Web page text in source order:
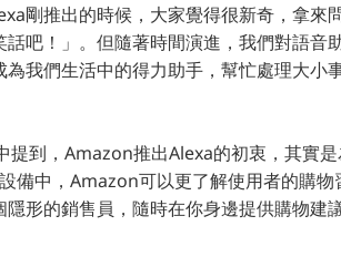
剛推出的時候，大家覺得很新奇，拿來
吧！」。但隨著時間演進，我們對語音
我們生活中的得力助手，幫忙處理大小
到，Amazon推出Alexa的初衷，其實
備中，Amazon可以更了解使用者的購
形的銷售員，隨時在你身邊提供購物建議